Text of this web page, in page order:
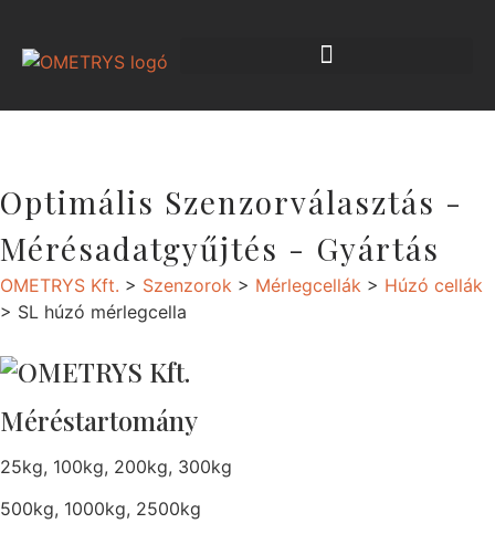
Optimális Szenzorválasztás -
Mérésadatgyűjtés - Gyártás
OMETRYS Kft. > Szenzorok > Mérlegcellák > Húzó cellák
> SL húzó mérlegcella
Méréstartomány
25kg, 100kg, 200kg, 300kg
500kg, 1000kg, 2500kg